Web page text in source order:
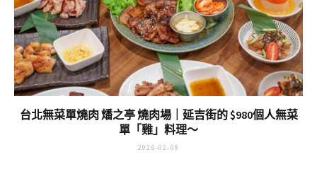
台北無菜單燒肉 燔之亭 燒肉場｜延吉街的 $980個人無菜
單「雞」料理～
2026-02-09